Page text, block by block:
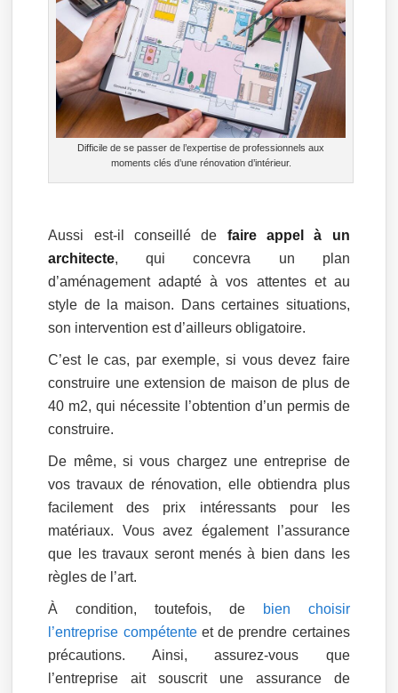
Difficile de se passer de l’expertise de professionnels aux
moments clés d’une rénovation d’intérieur.
Aussi est-il conseillé de faire appel à un
architecte, qui concevra un plan
d’aménagement adapté à vos attentes et au
style de la maison. Dans certaines situations,
son intervention est d’ailleurs obligatoire.
C’est le cas, par exemple, si vous devez faire
construire une extension de maison de plus de
40 m2, qui nécessite l’obtention d’un permis de
construire.
De même, si vous chargez une entreprise de
vos travaux de rénovation, elle obtiendra plus
facilement des prix intéressants pour les
matériaux. Vous avez également l’assurance
que les travaux seront menés à bien dans les
règles de l’art.
À condition, toutefois, de
bien choisir
l’entreprise compétenteet de prendre certaines
précautions. Ainsi, assurez-vous que
l’entreprise ait souscrit une assurance de